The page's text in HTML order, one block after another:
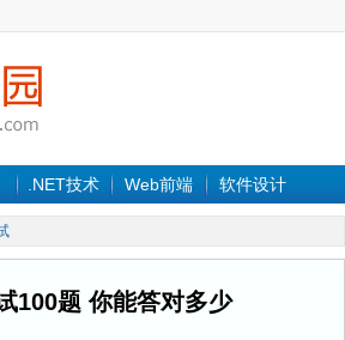
.NET技术 Web前端 软件设计
100题 你能答对多少